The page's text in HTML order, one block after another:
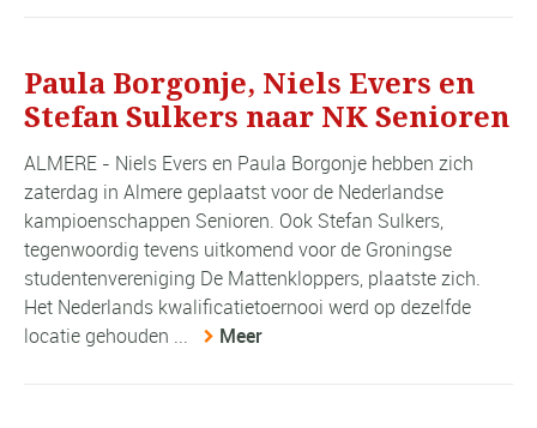
Paula Borgonje, Niels Evers en
Stefan Sulkers naar NK Senioren
ALMERE - Niels Evers en Paula Borgonje hebben zich
zaterdag in Almere geplaatst voor de Nederlandse
kampioenschappen Senioren. Ook Stefan Sulkers,
tegenwoordig tevens uitkomend voor de Groningse
studentenvereniging De Mattenkloppers, plaatste zich.
Het Nederlands kwalificatietoernooi werd op dezelfde
locatie gehouden ...
Meer